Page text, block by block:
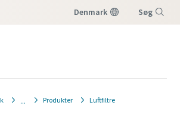
Denmark Søg
Produkter Luftfiltre